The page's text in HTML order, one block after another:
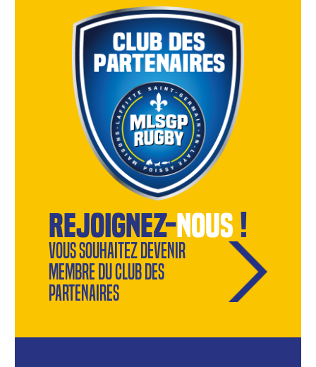
rejoignez-nous !
Vous souhaitez devenir
membre du Club des
Partenaires